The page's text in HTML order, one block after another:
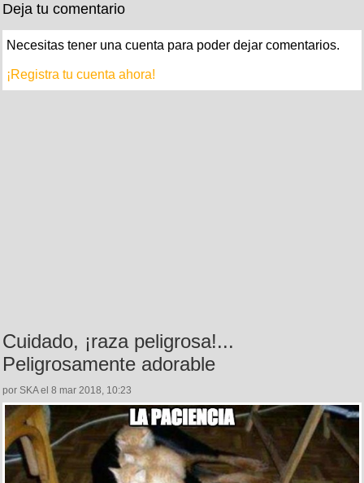
Deja tu comentario
Necesitas tener una cuenta para poder dejar comentarios.
¡Registra tu cuenta ahora!
Cuidado, ¡raza peligrosa!...
Peligrosamente adorable
por SKA el 8 mar 2018, 10:23